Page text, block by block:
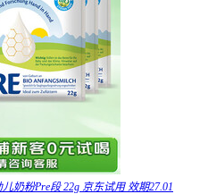
奶粉Pre段 22g 京东试用 效期27.01